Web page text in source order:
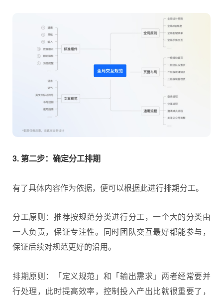
3. 第二步：确定分工排期
有了具体内容作为依据，便可以根据此进行排期分工。
分工原则：推荐按规范分类进行分工，一个大的分类由
一人负责，保证专注性。同时团队交互最好都能参与，
保证后续对规范更好的沿用。
排期原则：「定义规范」和「输出需求」两者经常要并
行处理，此时提高效率，控制投入产出比就很重要了，